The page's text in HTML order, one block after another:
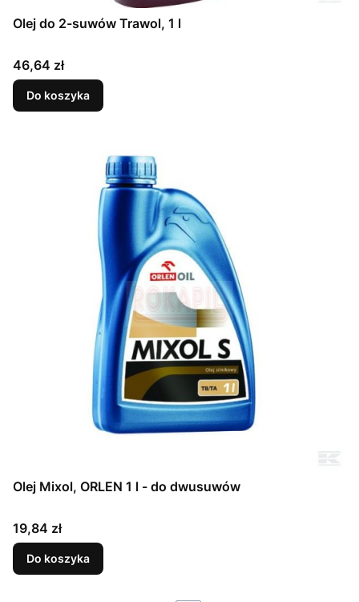
Olej do 2-suwów Trawol, 1 l
Cena
46,64 zł
Do koszyka
Olej Mixol, ORLEN 1 l - do dwusuwów
Cena
19,84 zł
Do koszyka